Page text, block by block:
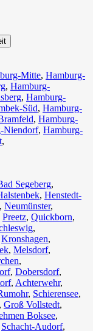
Mitte, Hamburg-
, Hamburg-
, Hamburg-
Süd, Hamburg-
, Hamburg-
Niendorf, Hamburg-
,
Segeberg,
, Henstedt-
, Neumünster,
Preetz, Quickborn,
,
Kronshagen,
, Melsdorf,
,
, Dobersdorf,
, Achterwehr,
, Schierensee,
Groß Vollstedt,
Boksee,
Schacht-Audorf,